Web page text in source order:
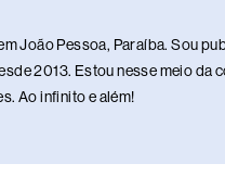
João Pessoa, Paraíba. Sou
2013. Estou nesse meio da
Ao infinito e além!